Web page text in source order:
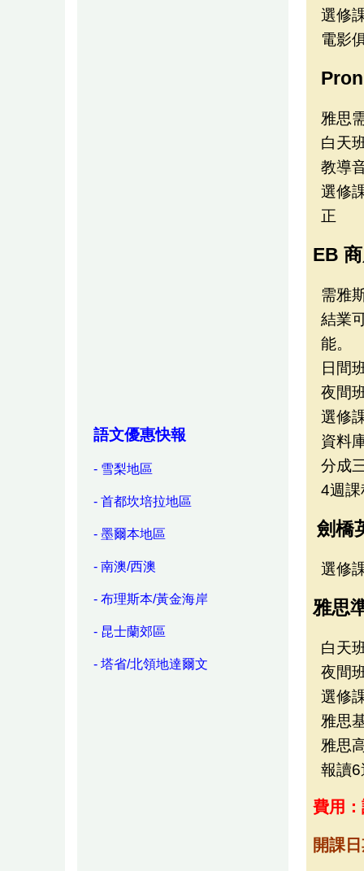
語文優惠快報
- 雪梨地區
- 首都坎培拉地區
- 墨爾本地區
- 南澳/西澳
- 布理斯本/黃金海岸
- 昆士蘭郊區
- 塔省/北領地達爾文
選修
電影
雅思
白天
教導
選修
正
EB
需雅
結業
能。
日間
夜間
選修
資料
分成
4週
劍橋
選修
雅思
白天
夜間
選修
雅思
雅思
報讀
費用
開課